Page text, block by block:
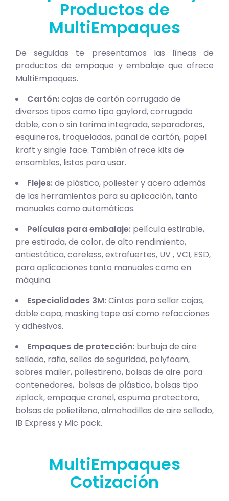
Productos de
MultiEmpaques
De seguidas te presentamos las líneas de
productos de empaque y embalaje que ofrece
MultiEmpaques.
Cartón:cajas de cartón corrugado de
diversos tipos como tipo gaylord, corrugado
doble, con o sin tarima integrada, separadores,
esquineros, troqueladas, panal de cartón, papel
kraft y single face. También ofrece kits de
ensambles, listos para usar.
Flejes:de plástico, poliester y acero además
de las herramientas para su aplicación, tanto
manuales como automáticas.
Películas para embalaje: película estirable,
pre estirada, de color, de alto rendimiento,
antiestática, coreless, extrafuertes, UV , VCI, ESD,
para aplicaciones tanto manuales como en
máquina.
Especialidades 3M:Cintas para sellar cajas,
doble capa, masking tape así como refacciones
y adhesivos.
Empaques de protección: burbuja de aire
sellado, rafia, sellos de seguridad, polyfoam,
sobres mailer, poliestireno, bolsas de aire para
contenedores, bolsas de plástico, bolsas tipo
ziplock, empaque cronel, espuma protectora,
bolsas de polietileno, almohadillas de aire sellado,
IB Express y Mic pack.
MultiEmpaques
Cotización